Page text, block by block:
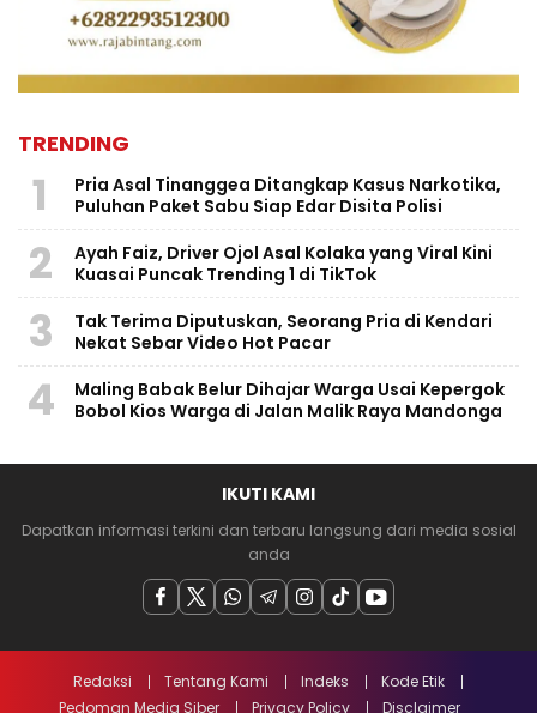
TRENDING
1
Pria Asal Tinanggea Ditangkap Kasus Narkotika,
Puluhan Paket Sabu Siap Edar Disita Polisi
2
Ayah Faiz, Driver Ojol Asal Kolaka yang Viral Kini
Kuasai Puncak Trending 1 di TikTok
3
Tak Terima Diputuskan, Seorang Pria di Kendari
Nekat Sebar Video Hot Pacar
4
Maling Babak Belur Dihajar Warga Usai Kepergok
Bobol Kios Warga di Jalan Malik Raya Mandonga
IKUTI KAMI
Dapatkan informasi terkini dan terbaru langsung dari media sosial
anda
Redaksi Tentang Kami Indeks
Kode Etik
Pedoman Media Siber
Privacy Policy Disclaimer